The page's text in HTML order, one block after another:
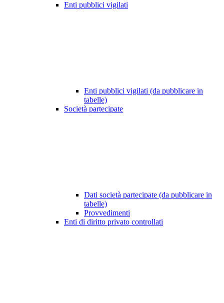
Enti pubblici vigilati
Enti pubblici vigilati (da pubblicare in
tabelle)
Società partecipate
Dati società partecipate (da pubblicare in
tabelle)
Provvedimenti
Enti di diritto privato controllati